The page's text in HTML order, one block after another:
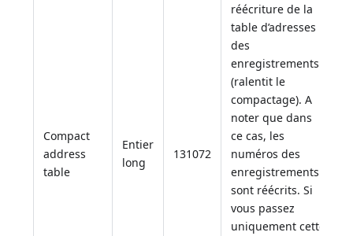
Compact
address
table
Entier
long
131072
réécriture de la
table d’adresses
des
enregistrements
(ralentit le
compactage). A
noter que dans
ce cas, les
numéros des
enregistrements
sont réécrits. Si
vous passez
uniquement cette